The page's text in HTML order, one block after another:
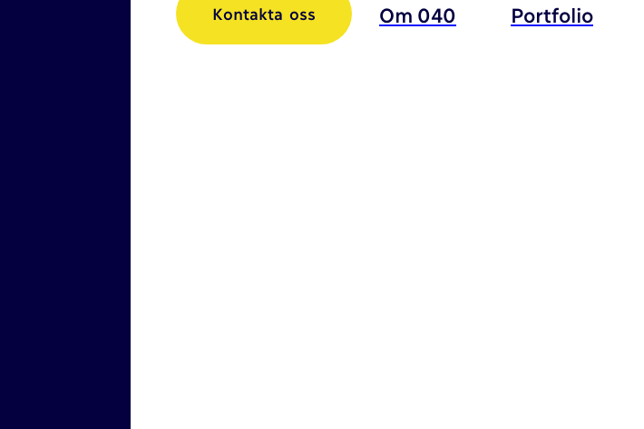
Kontakta oss Om 040 Portfolio